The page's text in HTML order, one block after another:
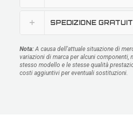
SPEDIZIONE
Nota: A causa dell'attuale situazione di
variazioni di marca per alcuni componenti,
stesso modello e le stesse qualità
costi aggiuntivi per eventuali sostituzioni.